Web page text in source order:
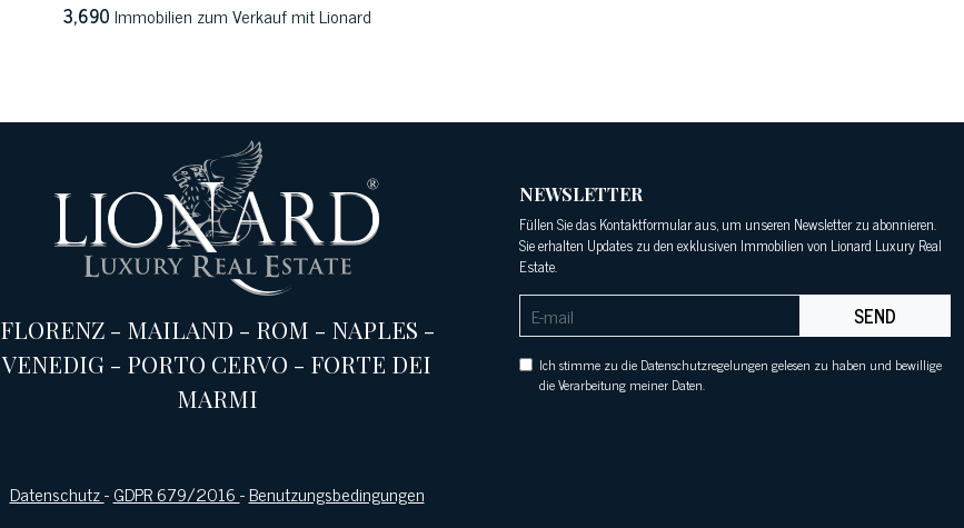
3,690Immobilien zum Verkauf mit Lionard
FLORENZ- MAILAND - ROM - NAPLES -
VENEDIG - PORTO CERVO - FORTE DEI
MARMI
Datenschutz-GDPR 679/2016-Benutzungsbedingungen
NEWSLETTER
Füllen Sie das Kontaktformular aus, um unseren Newsletter zu abonnieren.
Sie erhalten Updates zu den exklusiven Immobilien von Lionard Luxury Real
Estate.
SEND
Ich stimme zu die Datenschutzregelungen gelesen zu haben und bewillige
die Verarbeitung meiner Daten.